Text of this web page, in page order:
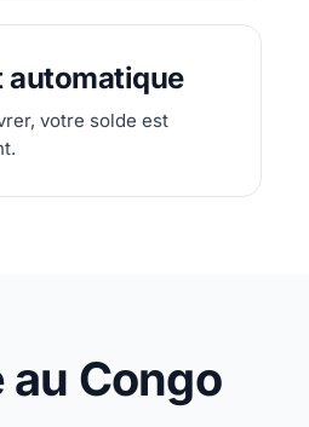
automatique
votre solde est
Congo